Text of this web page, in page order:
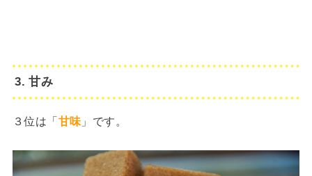
3. 甘み
３位は「 甘味 」です。